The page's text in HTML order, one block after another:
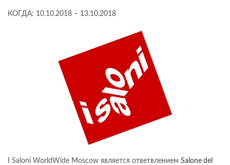
КОГДА: 10.10.2018 – 13.10.2018
I Saloni WorldWide Moscow является ответвлением Salone del